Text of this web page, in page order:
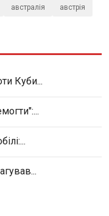
австралія австрія
Куби...